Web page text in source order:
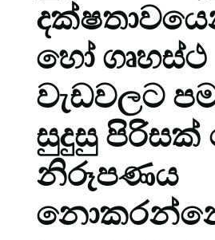
හෝ ගෘහස්ථ
වැඩවලට
සුදුසු පිරිසක්
නිරූපණය